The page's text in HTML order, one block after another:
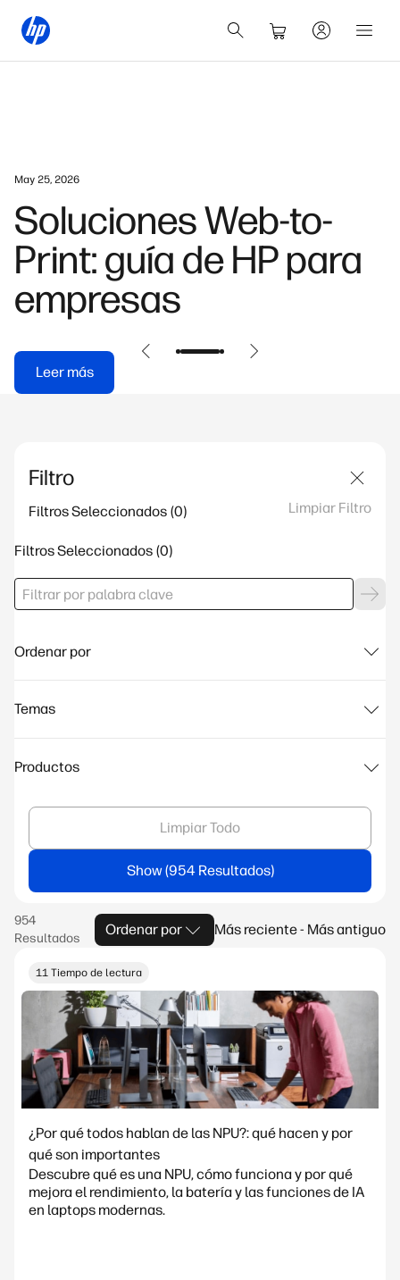
May 25, 2026
Soluciones Web-to-
Print: guía de HP para
empresas
Leer más
Filtro
Filtros Seleccionados Limpiar Filtro
Filtros Seleccionados
Ordenar por
Temas
Productos
Limpiar Todo
Show
Ordenar por Más reciente - Más antiguo
11 Tiempo de lectura
¿Por qué todos hablan de las NPU?: qué hacen y por
qué son importantes
Descubre qué es una NPU, cómo funciona y por qué
mejora el rendimiento, la batería y las funciones de IA
en laptops modernas.